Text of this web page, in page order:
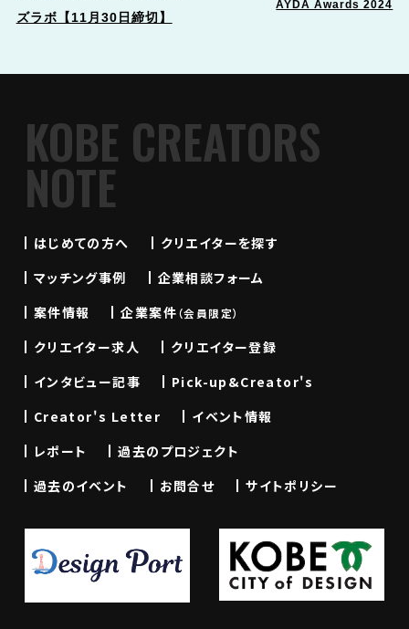
ズラボ【11月30日締切】
AYDA Awards 2024
KOBE CREATORS
NOTE
はじめての方へ
クリエイターを探す
マッチング事例
企業相談フォーム
案件情報
企業案件（会員限定）
クリエイター求人
クリエイター登録
インタビュー記事
Pick-up&Creator's
Creator's Letter
イベント情報
レポート
過去のプロジェクト
過去のイベント
お問合せ サイトポリシー